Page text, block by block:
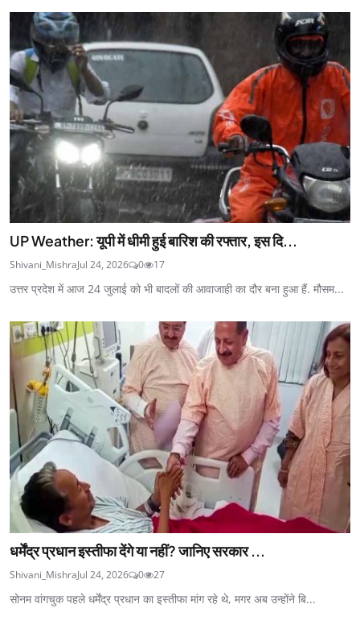
UP Weather: यूपी में धीमी हुई बारिश की रफ्तार, इस दि...
Shivani_MishraJul 24, 2026 0 17
उत्तर प्रदेश में आज 24 जुलाई को भी बादलों की आवाजाही का दौर बना हुआ हैं. मौसम...
धर्मेंद्र प्रधान इस्तीफा देंगे या नहीं? जानिए सरकार ...
Shivani_MishraJul 24, 2026 0 27
सोनम वांगचुक पहले धर्मेंद्र प्रधान का इस्तीफा मांग रहे थे, मगर अब उन्होंने बि...